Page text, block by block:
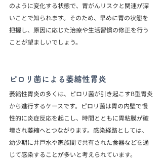
のように変化する状態で、胃がんリスクと関連が深
いことで知られます。そのため、早めに胃の状態を
把握し、原因に応じた治療や生活習慣の修正を行う
ことが望ましいでしょう。
ピロリ菌による萎縮性胃炎
萎縮性胃炎の多くは、ピロリ菌が引き起こすB型胃炎
から進行するケースです。ピロリ菌は胃の内壁で慢
性的に炎症反応を起こし、時間とともに胃粘膜が破
壊され萎縮へとつながります。感染経路としては、
幼少期に井戸水や家族間で共有された食器などを通
じて感染することが多いと考えられています。